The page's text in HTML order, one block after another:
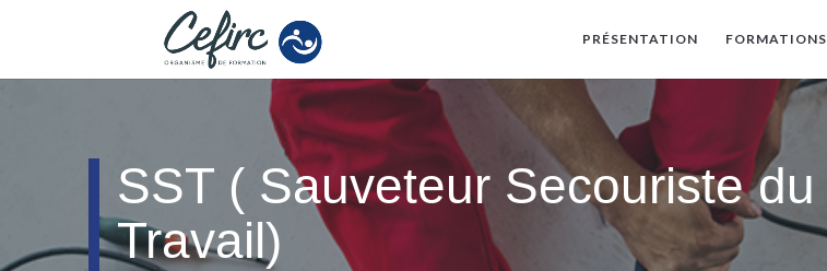
PRÉSENTATION FORMATIONS
SST ( Sauveteur Secouriste du
Travail)